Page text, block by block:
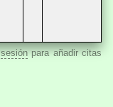
para añadir citas